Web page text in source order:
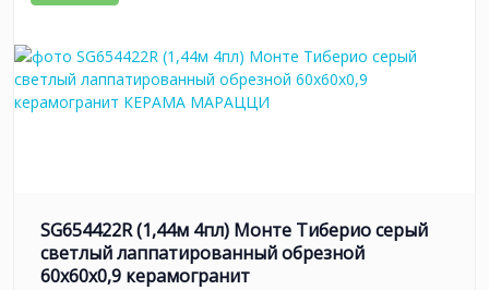
SG654422R (1,44м 4пл) Монте Тиберио серый
светлый лаппатированный обрезной
60x60x0,9 керамогранит